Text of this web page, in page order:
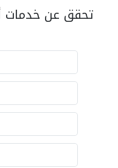
تحقق عن